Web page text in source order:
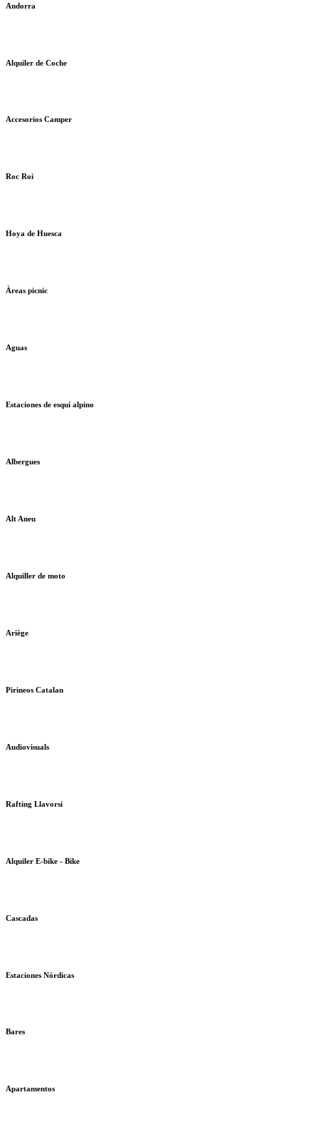
Andorra
Alquiler de Coche
Accesorios Camper
Roc Roi
Hoya de Huesca
Àreas picnic
Aguas
Estaciones de esquí alpino
Albergues
Alt Aneu
Alquiller de moto
Ariège
Pirineos Catalan
Audiovisuals
Rafting Llavorsi
Alquiler E-bike - Bike
Cascadas
Estaciones Nórdicas
Bares
Apartamentos